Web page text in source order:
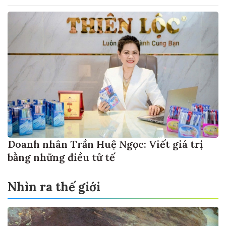
Doanh nhân Trần Huệ Ngọc: Viết giá trị
bằng những điều tử tế
Nhìn ra thế giới